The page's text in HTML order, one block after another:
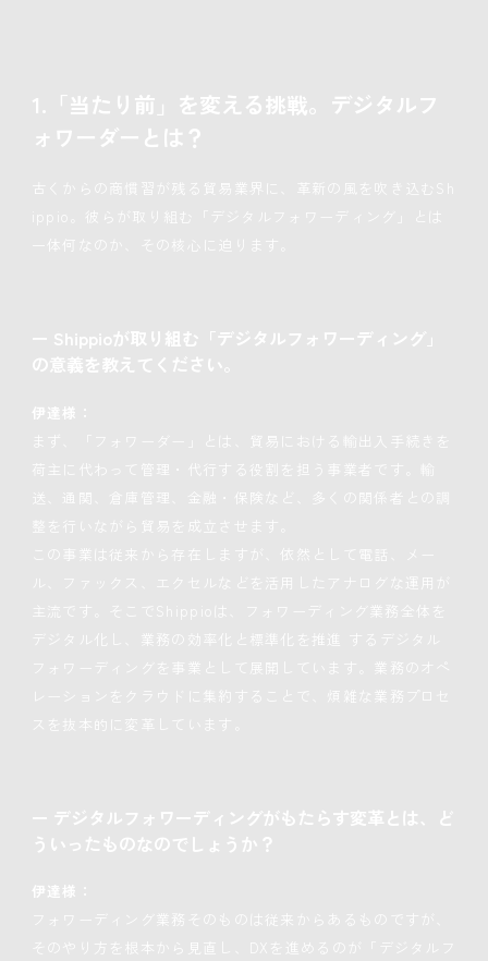
1.「当たり前」を変える挑戦。デジタルフ
ォワーダーとは？
古くからの商慣習が残る貿易業界に、革新の風を吹き込むSh
ippio。彼らが取り組む「デジタルフォワーディング」とは
一体何なのか、その核心に迫ります。
ー Shippioが取り組む「デジタルフォワーディング」
の意義を教えてください。
伊達様：
まず、「フォワーダー」とは、貿易における輸出入手続きを
荷主に代わって管理・代行する役割を担う事業者です。輸
送、通関、倉庫管理、金融・保険など、多くの関係者との調
整を行いながら貿易を成立させます。
この事業は従来から存在しますが、依然として電話、メー
ル、ファックス、エクセルなどを活用したアナログな運用が
主流です。そこでShippioは、フォワーディング業務全体を
デジタル化し、業務の効率化と標準化を推進 するデジタル
フォワーディングを事業として展開しています。業務のオペ
レーションをクラウドに集約することで、煩雑な業務プロセ
スを抜本的に変革しています。
ー デジタルフォワーディングがもたらす変革とは、ど
ういったものなのでしょうか？
伊達様：
フォワーディング業務そのものは従来からあるものですが、
そのやり方を根本から見直し、DXを進めるのが「デジタルフ